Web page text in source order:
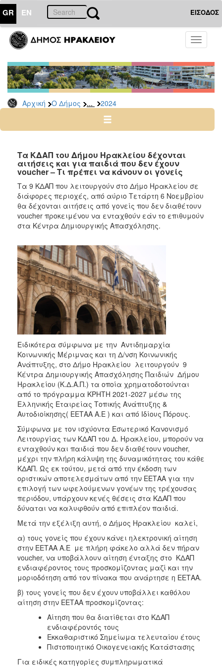
GR EN ΕΙΣΟΔΟΣ
Toggle
Αρχική Ο Δήμος ... 2024
ΔΗΜΟΣ
Δελτία
Τύπου
Αρχείο
2026
2024
2022
2020
2019
2018
2016
2015
2013
2012
2010
2006
ΤΟΠΟΣ
ΠΟΛΙΤΙΣΜΟΣ
ΑΝΘΕΚΤΙΚΗ
ΠΟΛΗ
Τα ΚΔΑΠ του Δήμου Ηρακλείου δέχονται
αιτήσεις και για παιδιά που δεν έχουν
voucher – Τι πρέπει να κάνουν οι γονείς
Τα 9 ΚΔΑΠ που λειτουργούν στο Δήμο Ηρακλείου σε
διάφορες περιοχές, από αύριο Τετάρτη 6 Νοεμβρίου
θα δέχονται αιτήσεις από γονείς που δεν διαθέτουν
voucher προκειμένου να ενταχθούν εάν το επιθυμούν
στα Κέντρα Δημιουργικής Απασχόλησης.
Ειδικότερα σύμφωνα με την Αντιδημαρχία
Κοινωνικής Μέριμνας και τη Δ/νση Κοινωνικής
Ανάπτυξης, στο Δήμο Ηρακλείου λειτουργούν 9
Κέντρα Δημιουργικής Απασχόλησης Παιδιών Δήμου
Ηρακλείου (Κ.Δ.Α.Π.) τα οποία χρηματοδοτούνται
από το πρόγραμμα ΚΡΗΤΗ 2021-2027 μέσω της
Ελληνικής Εταιρείας Τοπικής Ανάπτυξης &
Αυτοδιοίκησης( ΕΕΤΑΑ Α.Ε ) και από Ιδίους Πόρους.
Σύμφωνα με τον ισχύοντα Εσωτερικό Κανονισμό
Λειτουργίας των ΚΔΑΠ του Δ. Ηρακλείου, μπορούν να
ενταχθούν και παιδιά που δεν διαθέτουν voucher,
μέχρι την πλήρη κάλυψη της δυναμικότητας του κάθε
ΚΔΑΠ. Ως εκ τούτου, μετά από την έκδοση των
οριστικών αποτελεσμάτων από την ΕΕΤΑΑ για την
επιλογή των ωφελούμενων γονέων της τρέχουσας
περιόδου, υπάρχουν κενές θέσεις στα ΚΔΑΠ που
δύναται να καλυφθούν από επιπλέον παιδιά.
Μετά την εξέλιξη αυτή, ο Δήμος Ηρακλείου καλεί,
α) τους γονείς που έχουν κάνει ηλεκτρονική αίτηση
στην ΕΕΤΑΑ Α.Ε με πλήρη φάκελο αλλά δεν πήραν
voucher, να υποβάλλουν αίτηση ένταξης στο ΚΔΑΠ
ενδιαφέροντος τους προσκομίζοντας μαζί και την
μοριοδότηση από τον πίνακα που ανάρτησε η ΕΕΤΑΑ.
β) τους γονείς που δεν έχουν υποβάλλει καθόλου
αίτηση στην ΕΕΤΑΑ προσκομίζοντας:
Αίτηση που θα διατίθεται στο ΚΔΑΠ
ενδιαφέροντός τους
Εκκαθαριστικό Σημείωμα τελευταίου έτους
Πιστοποιητικό Οικογενειακής Κατάστασης
Για ειδικές κατηγορίες συμπληρωματικά